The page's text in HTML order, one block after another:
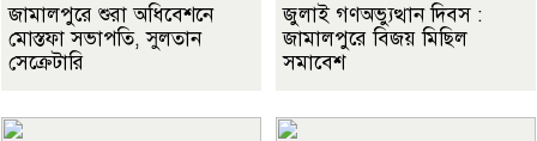
জামালপুরে শুরা অধিবেশনে
মোস্তফা সভাপতি, সুলতান
সেক্রেটারি
জুলাই গণঅভ্যুত্থান দিবস :
জামালপুরে বিজয় মিছিল
সমাবেশ